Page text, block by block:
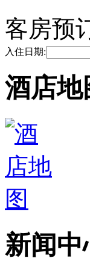
客房预
入住日期:
酒店地
新闻中